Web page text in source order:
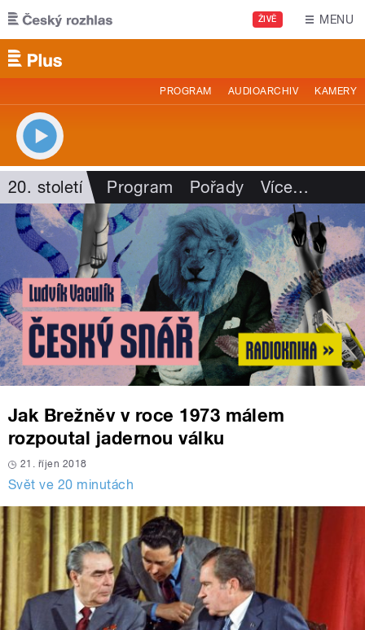
Přejít k hlavnímu obsahu
ŽIVĚ MENU
PROGRAM AUDIOARCHIV KAMERY
20. století Program Pořady Více…
Jak Brežněv v roce 1973 málem
rozpoutal jadernou válku
21. říjen 2018
Svět ve 20 minutách